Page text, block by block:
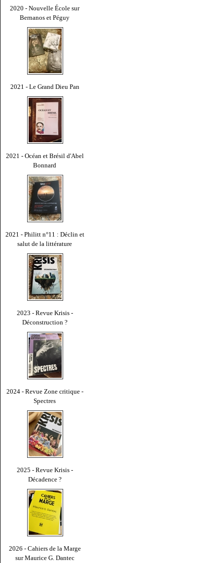
2020 - Nouvelle École sur
Bernanos et Péguy
2021 - Le Grand Dieu Pan
2021 - Océan et Brésil d'Abel
Bonnard
2021 - Philitt n°11 : Déclin et
salut de la littérature
2023 - Revue Krisis -
Déconstruction ?
2024 - Revue Zone critique -
Spectres
2025 - Revue Krisis -
Décadence ?
2026 - Cahiers de la Marge
sur Maurice G. Dantec